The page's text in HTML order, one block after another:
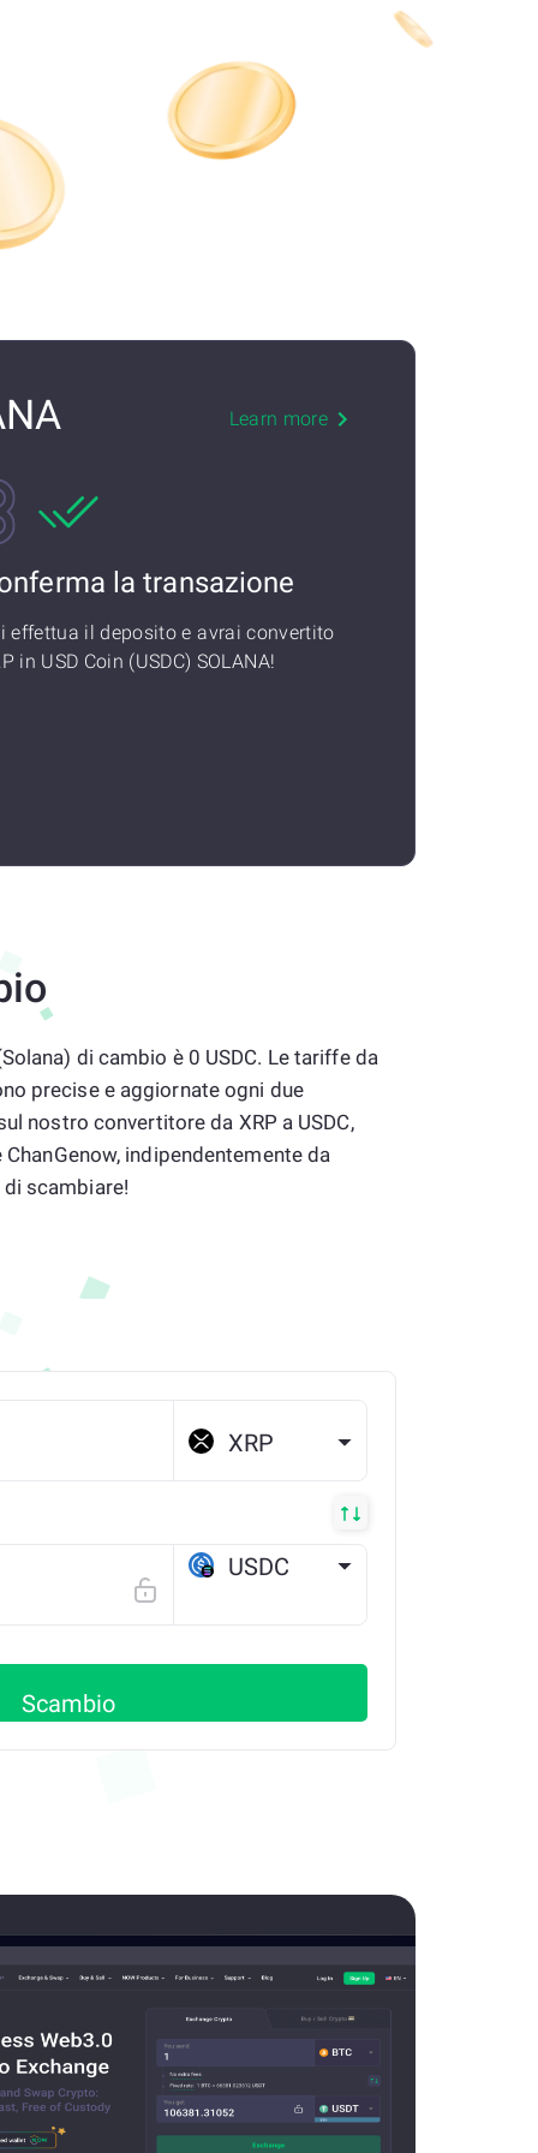
Learn more
la transazione
effettua il deposito e avrai convertito
in USD Coin (USDC) SOLANA!
di cambio è 0 USDC. Le tariffe da
precise e aggiornate ogni due
nostro convertitore da XRP a USDC,
indipendentemente da
scambiare!
XRP
USDC
Scambio